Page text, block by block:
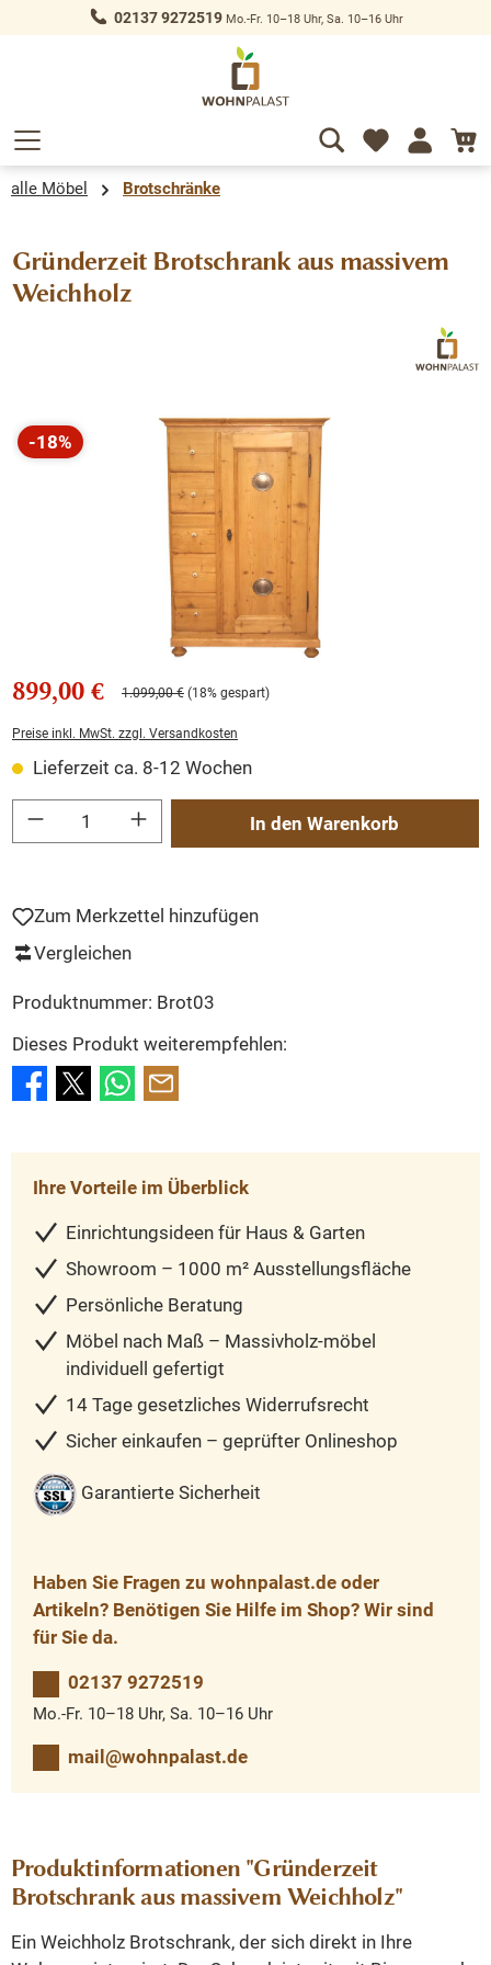
springen 02137 9272519Mo.-Fr. 10–18 Uhr, Sa. 10–16 Uhr
alle Möbel Brotschränke
Gründerzeit Brotschrank aus massivem
Weichholz
Bildergalerie überspringen
-18%
Rabatt
899,00 € 1.099,00 € (18% gespart)
Preise inkl. MwSt. zzgl. Versandkosten
Lieferzeit ca. 8-12 Wochen
Produkt Anzahl: Gib den gewünschten Wert ein oder benutze die Schaltflächen
In den Warenkorb
Zum Merkzettel hinzufügen
Vergleichen
Produktnummer: Brot03
Dieses Produkt weiterempfehlen:
Ihre Vorteile im Überblick
Einrichtungsideen für Haus & Garten
Showroom – 1000 m² Ausstellungsfläche
Persönliche Beratung
Möbel nach Maß – Massivholz-möbel
individuell gefertigt
14 Tage gesetzliches Widerrufsrecht
Sicher einkaufen – geprüfter Onlineshop
Garantierte Sicherheit
Haben Sie Fragen zu wohnpalast.de oder
Artikeln? Benötigen Sie Hilfe im Shop? Wir sind
für Sie da.
02137 9272519
Mo.-Fr. 10–18 Uhr, Sa. 10–16 Uhr
mail@wohnpalast.de
Produktinformationen "Gründerzeit
Brotschrank aus massivem Weichholz"
Ein Weichholz Brotschrank, der sich direkt in Ihre